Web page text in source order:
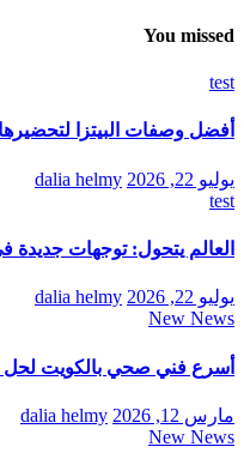
You missed
test
أفضل وصفات البيتزا
يوليو 22, 2026
dalia helmy
test
العالم يتحول: توجهات جديدة
يوليو 22, 2026
dalia helmy
New News
أسرع فني صحي بالكويت
مارس 12, 2026
dalia helmy
New News